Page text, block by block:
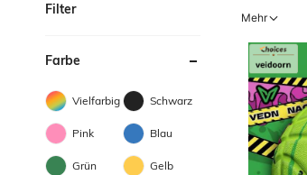
Filter
Farbe
Vielfarbig Schwarz
Pink Blau
Grün Gelb
Mehr